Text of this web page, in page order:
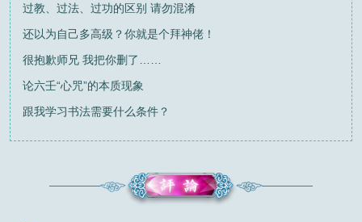
过教、过法、过功的区别 请勿混淆
还以为自己多高级？你就是个拜神佬！
很抱歉师兄 我把你删了……
论六壬“心咒”的本质现象
跟我学习书法需要什么条件？